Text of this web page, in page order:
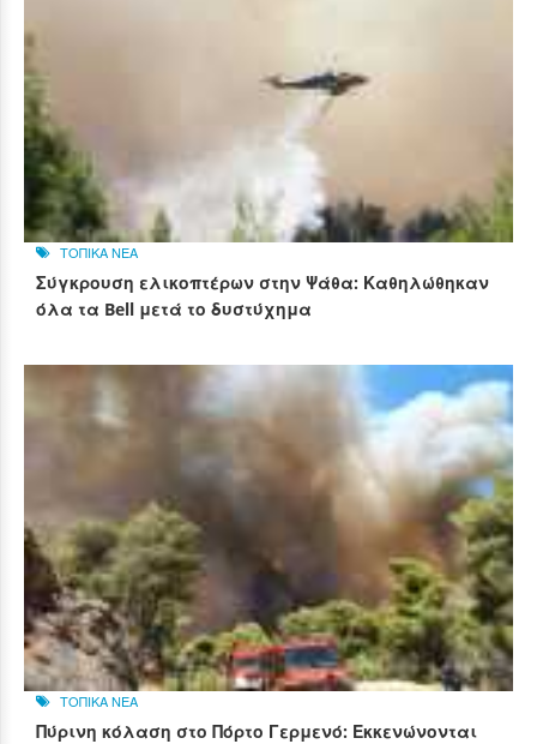
ΤΟΠΙΚΑ ΝΕΑ
Σύγκρουση ελικοπτέρων στην Ψάθα: Καθηλώθηκαν
όλα τα Bell μετά το δυστύχημα
ΤΟΠΙΚΑ ΝΕΑ
Πύρινη κόλαση στο Πόρτο Γερμενό: Εκκενώνονται